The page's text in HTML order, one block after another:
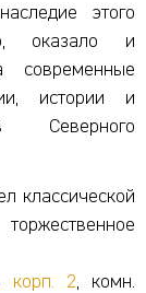
этого
оказало и
современные
истории и
Северного
классической
корп. 2, комн.